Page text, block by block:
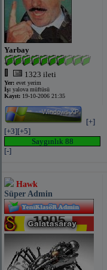
Yarbay
1323 ileti
Yer: evet yerim
İş: yalova müftüsü
Kayıt: 19-10-2006 21:35
[+]
[+3][+5]
Saygınlık 88
[-]
Hawk
Süper Admin